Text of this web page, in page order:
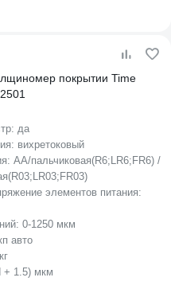
покрытии Time
да
вихретоковый
AA/пальчиковая(R6;LR6;FR6) /
элементов питания:
0-1250 мкм
авто
+ 1.5) мкм